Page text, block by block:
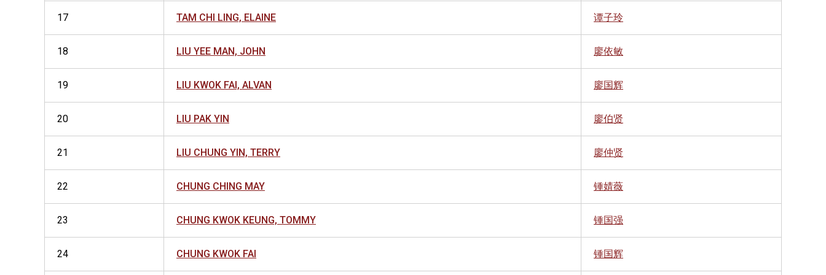
17 TAM CHI LING, ELAINE 谭子玲
18 LIU YEE MAN, JOHN 廖依敏
19 LIU KWOK FAI, ALVAN 廖国辉
20 LIU PAK YIN 廖伯贤
21 LIU CHUNG YIN, TERRY 廖仲贤
22 CHUNG CHING MAY 锺婧薇
23 CHUNG KWOK KEUNG, TOMMY 锺国强
24 CHUNG KWOK FAI 锺国辉